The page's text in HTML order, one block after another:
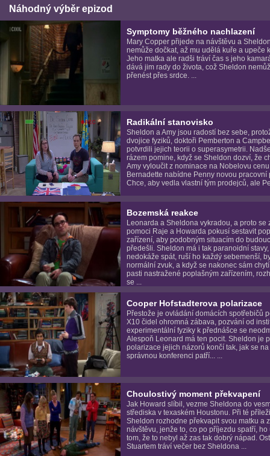
Náhodný výběr epizod
Symptomy běžného nachlazení
Mary Copper přijede na návštěvu a
nemůže dočkat, až mu udělá kuře a upeče
Jeho matka ale radši tráví čas s jeho
dává jim rady do života, což Sheldon
přenést přes srdce. ...
Radikální stanovisko
Sheldon a Amy jsou radostí bez sebe,
dvojice fyziků, doktoři Pemberton a
potvrdili jejich teorii o superasymetrii.
rázem pomine, když se Sheldon dozví, že
Amy vyloučit z nominace na Nobelovu
Bernadette nabídne Penny novou pracovní
Chce, aby vedla vlastní tým prodejců, ale
Bozemská reakce
Leonarda a Sheldona vykradou, a proto se
pomoci Raje a Howarda pokusí sestavit
zařízení, aby podobným situacím do
předešli. Sheldon má i tak paranoidní stavy,
nedokáže spát, ruší ho každý sebemenší,
normální zvuk, a když se nakonec sám
pasti nastražené poplašným zařízením,
se ...
Cooper Hofstadterova polarizace
Přestože je ovládání domácích spotřebičů
X10 čidel ohromná zábava, pozvání od
experimentální fyziky k přednášce se
Alespoň Leonard má ten pocit. Sheldon je
polarizace jejich názorů končí tak, jak se
správnou konferenci patří... ...
Choulostivý moment překvapení
Jak Howard slíbil, vezme Sheldona do
střediska v texaském Houstonu. Při té
Sheldon rozhodne překvapit svou matku a
návštěvu, jenže to, co po příjezdu spatří, ho
tom, že to nebyl až zas tak dobrý nápad.
Stuartem tráví večer bez Sheldona ...